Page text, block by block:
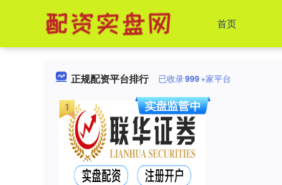
首页
正规配资平台排行 已收录999+家平台